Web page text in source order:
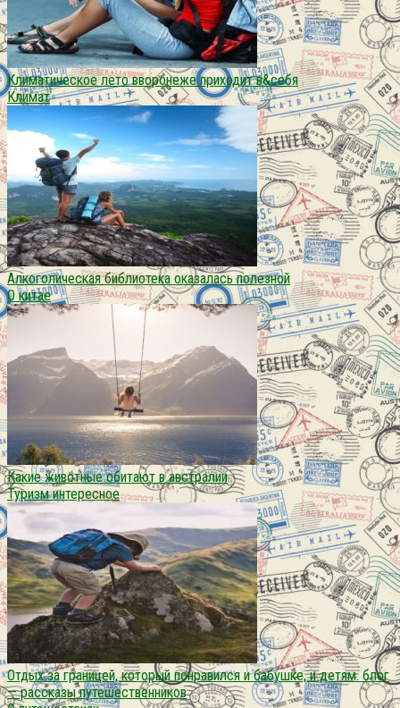
Климатическое лето вворонеже приходит в&себя
Климат
Алкоголическая библиотека оказалась полезной
О китае
Какие животные обитают в австралии
Туризм интересное
Отдых за границей, который понравился и бабушке, и детям. блог
— рассказы путешественников